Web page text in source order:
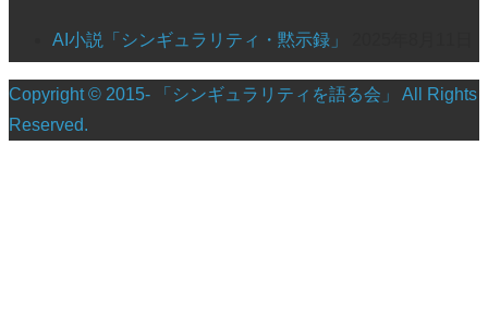
AI小説「シンギュラリティ・黙示録」
Copyright © 2015- 「シンギュラリティを語る会」 All Rights
Reserved.